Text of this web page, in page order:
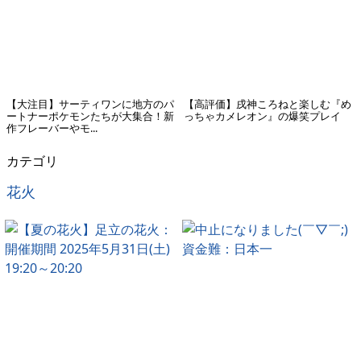
【大注目】サーティワンに地方のパ
ートナーポケモンたちが大集合！新
作フレーバーやモ...
【高評価】戌神ころねと楽しむ『め
っちゃカメレオン』の爆笑プレイ
カテゴリ
花火